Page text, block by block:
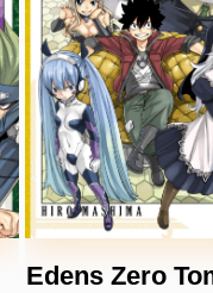
Edens Zero